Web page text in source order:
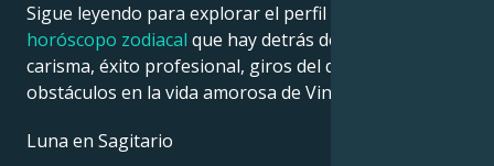
Sigue leyendo para explorar el perfil detallado del
horóscopo zodiacal que hay detrás del talento,
carisma, éxito profesional, giros del destino y
obstáculos en la vida amorosa de Vince Staples.
Luna en Sagitario